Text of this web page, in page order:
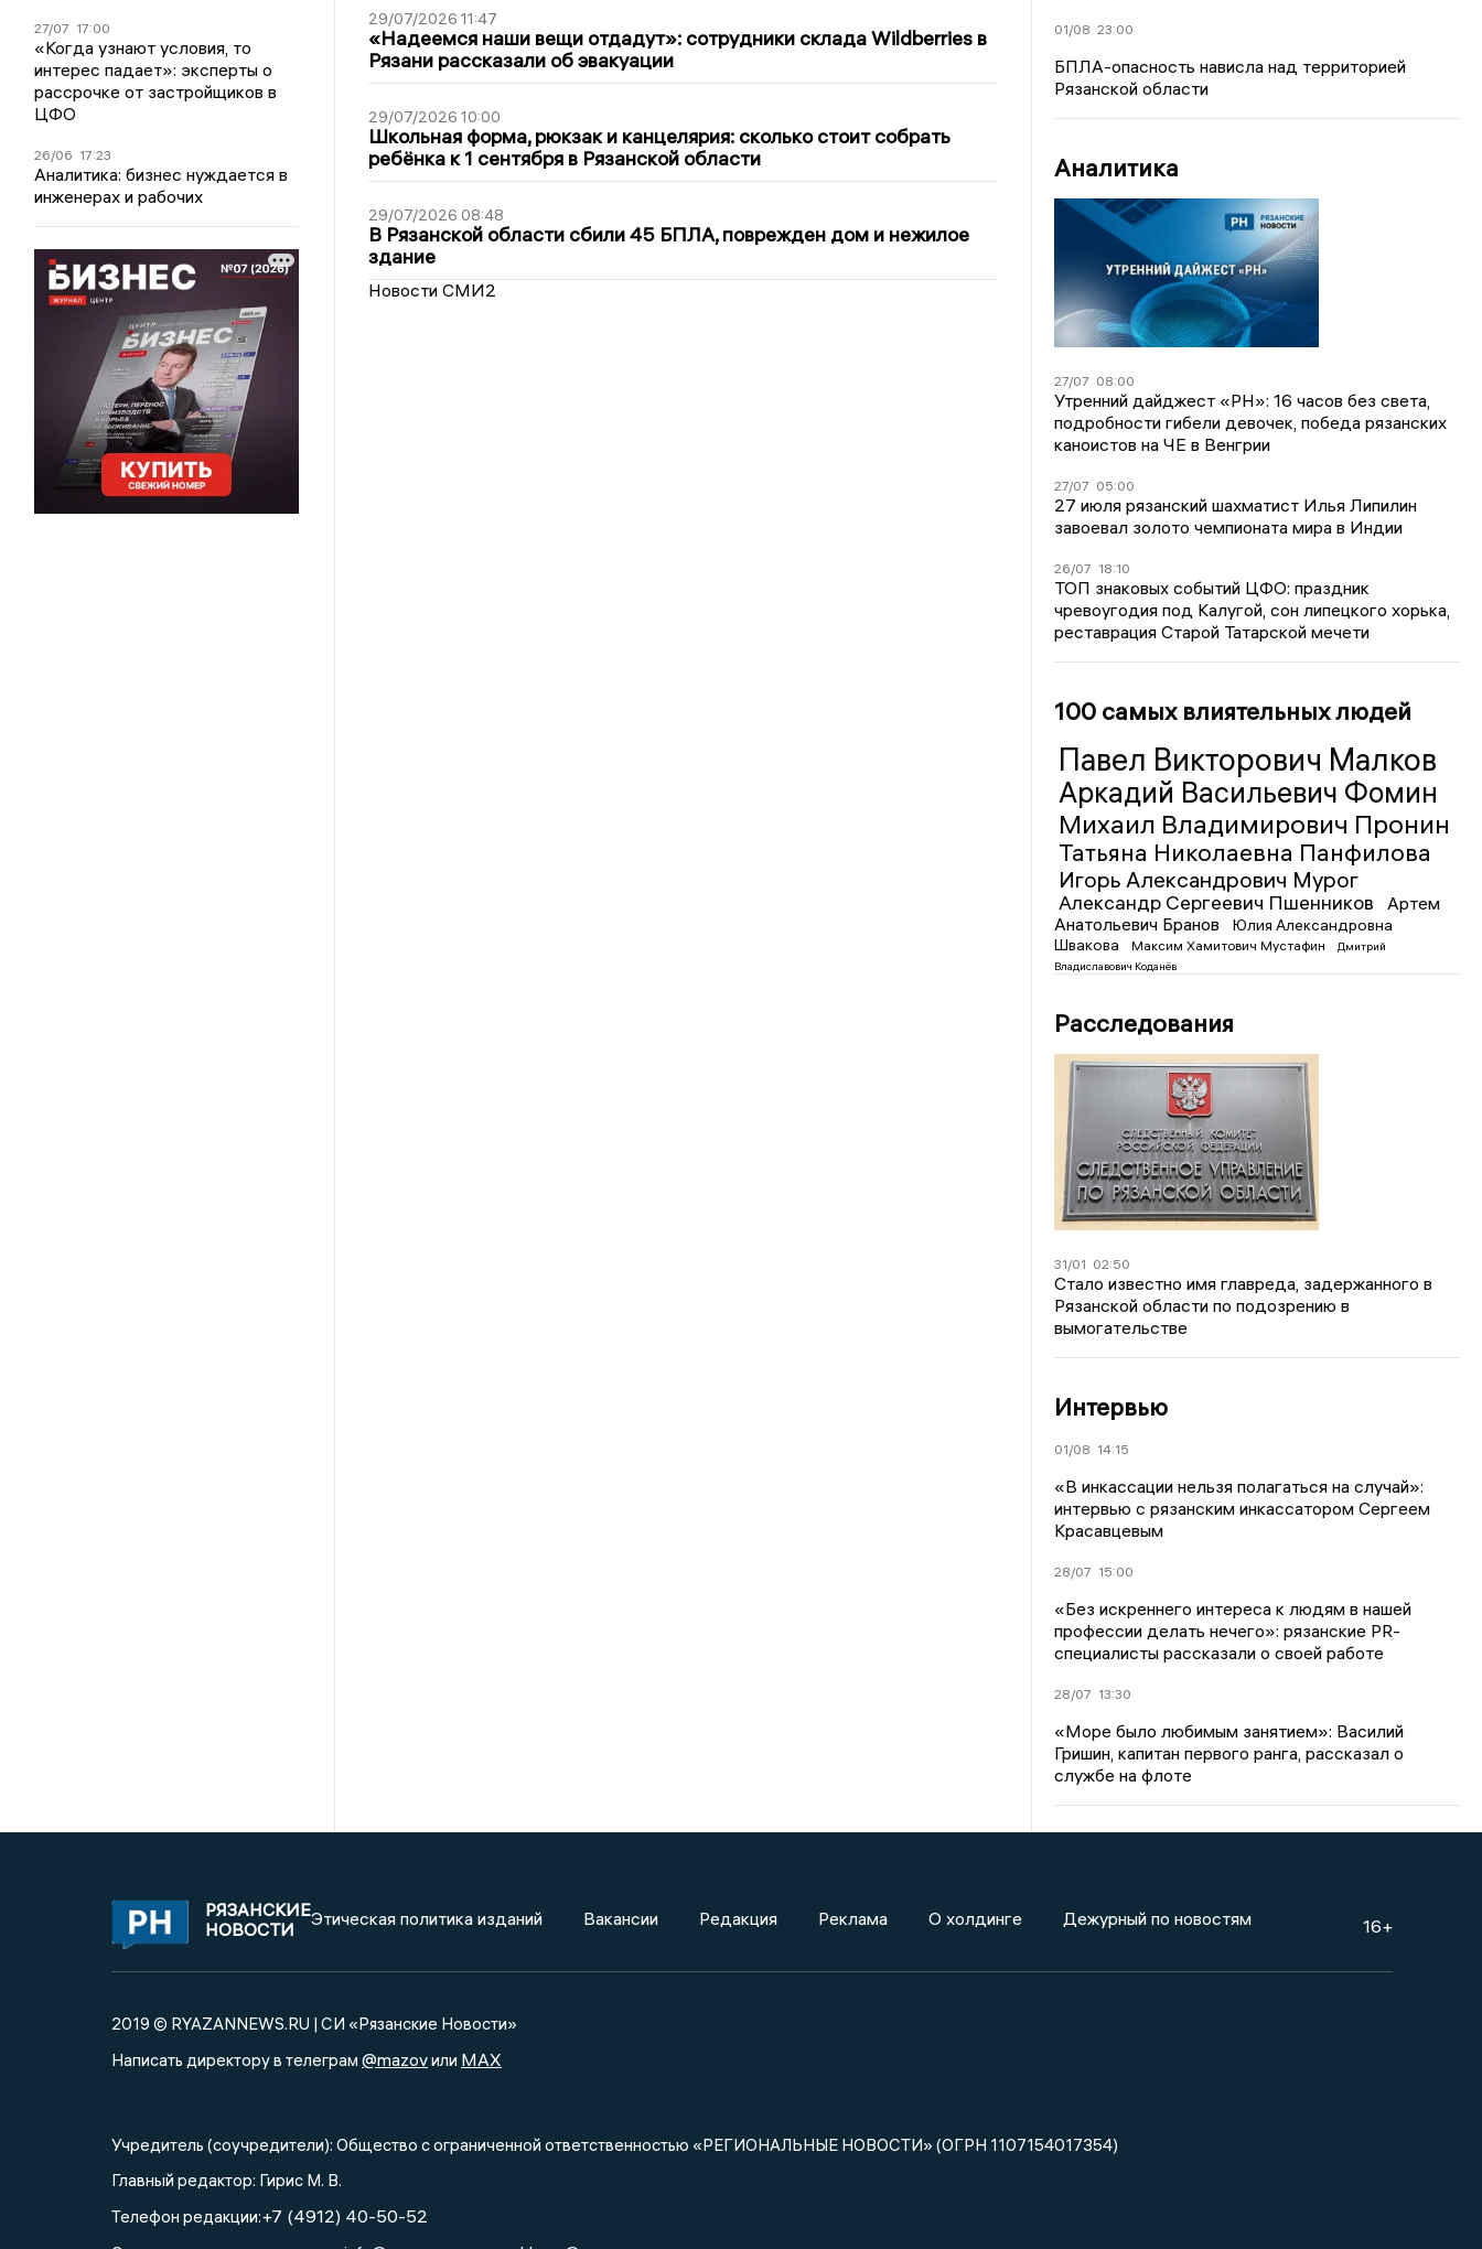
27/07 17:00
«Когда узнают условия, то
интерес падает»: эксперты о
рассрочке от застройщиков в
ЦФО
26/06 17:23
Аналитика: бизнес нуждается в
инженерах и рабочих
29/07/2026 11:47
«Надеемся наши вещи отдадут»: сотрудники склада Wildberries в
Рязани рассказали об эвакуации
29/07/2026 10:00
Школьная форма, рюкзак и канцелярия: сколько стоит собрать
ребёнка к 1 сентября в Рязанской области
29/07/2026 08:48
В Рязанской области сбили 45 БПЛА, поврежден дом и нежилое
здание
Новости СМИ2
01/08 23:00
БПЛА-опасность нависла над территорией
Рязанской области
Аналитика
27/07 08:00
Утренний дайджест «РН»: 16 часов без света,
подробности гибели девочек, победа рязанских
каноистов на ЧЕ в Венгрии
27/07 05:00
27 июля рязанский шахматист Илья Липилин
завоевал золото чемпионата мира в Индии
26/07 18:10
ТОП знаковых событий ЦФО: праздник
чревоугодия под Калугой, сон липецкого хорька,
реставрация Старой Татарской мечети
100 самых влиятельных людей
Павел Викторович Малков
Аркадий Васильевич Фомин
Михаил Владимирович Пронин
Татьяна Николаевна Панфилова
Игорь Александрович Мурог
Александр Сергеевич Пшенников
Артем
Анатольевич Бранов
Юлия Александровна
Швакова
Максим Хамитович Мустафин
Дмитрий
Владиславович Коданёв
Расследования
31/01 02:50
Стало известно имя главреда, задержанного в
Рязанской области по подозрению в
вымогательстве
Интервью
01/08 14:15
«В инкассации нельзя полагаться на случай»:
интервью с рязанским инкассатором Сергеем
Красавцевым
28/07 15:00
«Без искреннего интереса к людям в нашей
профессии делать нечего»: рязанские PR-
специалисты рассказали о своей работе
28/07 13:30
«Море было любимым занятием»: Василий
Гришин, капитан первого ранга, рассказал о
службе на флоте
РЯЗАНСКИЕ
НОВОСТИ
Этическая политика изданий Вакансии Редакция Реклама О холдинге Дежурный по новостям 16+
2019 © RYAZANNEWS.RU | СИ «Рязанские Новости»
Написать директору в телеграм @mazovили MAX
Учредитель (соучредители): Общество с ограниченной ответственностью «РЕГИОНАЛЬНЫЕ НОВОСТИ» (ОГРН 1107154017354)
Главный редактор: Гирис М. В.
Телефон редакции:+7 (4912) 40-50-52